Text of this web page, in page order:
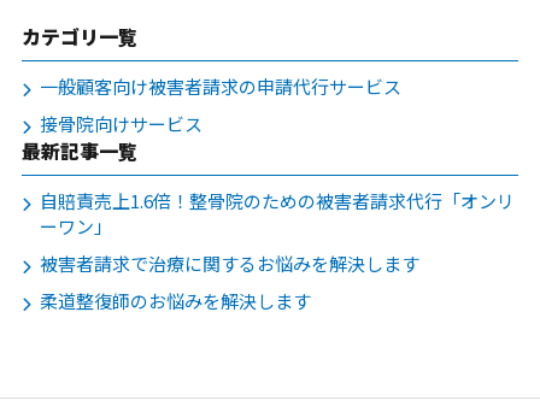
カテゴリ一覧
一般顧客向け被害者請求の申請代行サービス
接骨院向けサービス
最新記事一覧
自賠責売上1.6倍！整骨院のための被害者請求代行「オンリ
ーワン」
被害者請求で治療に関するお悩みを解決します
柔道整復師のお悩みを解決します